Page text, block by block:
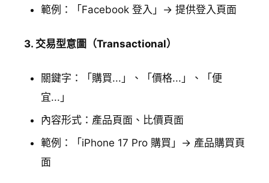
範例：「Facebook 登入」→ 提供登入頁面
3. 交易型意圖（Transactional）
關鍵字：「購買...」、「價格...」、「便
宜...」
內容形式：產品頁面、比價頁面
範例：「iPhone 17 Pro 購買」→ 產品購買頁
面